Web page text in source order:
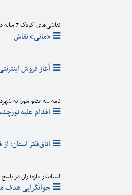
نقاشی‌های کودک 7 ساله در نمایشگاه «ستاره خیال»
«مانی» نقاش
آغاز فروش
نامه سه عضو شورا به
اقدام علیه
اتاق‌فکر استان؛
استاندار مازندران در
جوانگرایی هدف